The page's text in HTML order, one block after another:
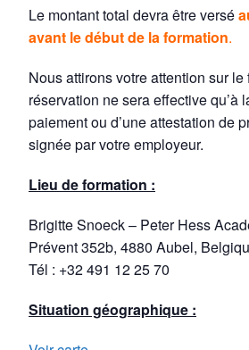
Le montant total devra être versé
avant le début de la formation.
Nous attirons votre attention sur le
réservation ne sera effective qu’à
paiement ou d’une attestation de
signée par votre employeur.
Lieu de formation :
Brigitte Snoeck – Peter Hess
Prévent 352b, 4880 Aubel,
Tél : +32 491 12 25 70
Situation géographique :